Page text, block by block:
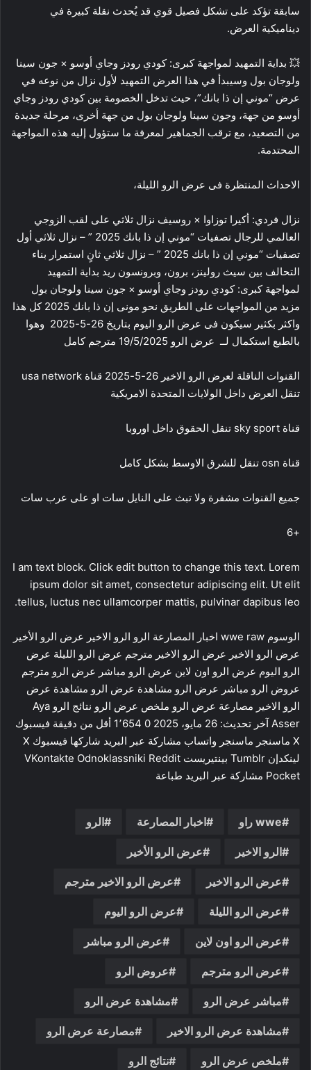
سابقة تؤكد على تشكل فصيل قوي قد يُحدث نقلة كبيرة في
ديناميكية العرض.
💥 بداية التمهيد لمواجهة كبرى: كودي رودز وجاي أوسو × جون سينا
ولوجان بول وسيبدأ في هذا العرض التمهيد لأول نزال من نوعه في
عرض “موني إن ذا بانك”، حيث تدخل الخصومة بين كودي رودز وجاي
أوسو من جهة، وجون سينا ولوجان بول من جهة أخرى، مرحلة جديدة
من التصعيد، مع ترقب الجماهير لمعرفة ما ستؤول إليه هذه المواجهة
المحتدمة.
الاحداث المنتظرة فى عرض الرو الليلة،
نزال فردي: أكيرا توزاوا × روسيف نزال ثلاثي على لقب الزوجي
العالمي للرجال تصفيات “موني إن ذا بانك 2025 ” – نزال ثلاثي أول
تصفيات “موني إن ذا بانك 2025 ” – نزال ثلاثي ثانٍ استمرار بناء
التحالف بين سيث رولينز، برون، وبرونسون ريد بداية التمهيد
لمواجهة كبرى: كودي رودز وجاي أوسو × جون سينا ولوجان بول
مزيد من المواجهات على الطريق نحو مونى إن ذا بانك 2025 كل هذا
واكثر بكثير سيكون فى عرض الرو اليوم بتاريخ 26-5-2025 وهوا
بالطبع استكمال لــ عرض الرو 19/5/2025 مترجم كامل
القنوات الناقلة لعرض الرو الاخير 26-5-2025 قناة usa network
تنقل العرض داخل الولايات المتحدة الامريكية
قناة sky sport تنقل الحقوق داخل اوروبا
قناة osn تنقل للشرق الاوسط بشكل كامل
جميع القنوات مشفرة ولا تبث على النايل سات او على عرب سات
+6
I am text block. Click edit button to change this text. Lorem
ipsum dolor sit amet, consectetur adipiscing elit. Ut elit
tellus, luctus nec ullamcorper mattis, pulvinar dapibus leo.
الوسوم wwe raw اخبار المصارعة الرو الرو الاخير عرض الرو الأخير
عرض الرو الاخير عرض الرو الاخير مترجم عرض الرو الليلة عرض
الرو اليوم عرض الرو اون لاين عرض الرو مباشر عرض الرو مترجم
عروض الرو مباشر عرض الرو مشاهدة عرض الرو مشاهدة عرض
الرو الاخير مصارعة عرض الرو ملخص عرض الرو نتائج الرو Aya
Asser آخر تحديث: 26 مايو، 2025 0 1٬654 أقل من دقيقة فيسبوك
‫X ماسنجر ماسنجر واتساب مشاركة عبر البريد شاركها فيسبوك ‫X
لينكدإن ‏Tumblr بينتيريست ‏Reddit ‏VKontakte Odnoklassniki
‫Pocket مشاركة عبر البريد طباعة
wwe راو اخبار المصارعة الرو
الرو الاخير عرض الرو الأخير
عرض الرو الاخير عرض الرو الاخير مترجم
عرض الرو الليلة عرض الرو اليوم
عرض الرو اون لاين عرض الرو مباشر
عرض الرو مترجم عروض الرو
مباشر عرض الرو مشاهدة عرض الرو
مشاهدة عرض الرو الاخير مصارعة عرض الرو
ملخص عرض الرو نتائج الرو